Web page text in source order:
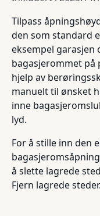
Tilpass
den som standard
eksempel garasjen
bagasjerommet på
hjelp av
manuelt til ønsket
inne
lyd.
For å stille inn den
å slette lagrede
Fjern lagrede steder.